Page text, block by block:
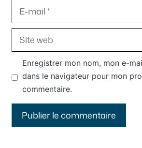
E-
mail
Site
web
Enregistrer mon nom, mon e-
dans le navigateur pour mon
commentaire.